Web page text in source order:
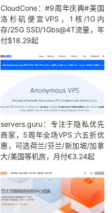
CloudCone：#9周年庆典#美国
洛杉矶便宜VPS，1核/1G内
存/25G SSD/1Gbs@4T流量，年
付$18.29起
servers.guru：专注于隐私优先
商家，5周年全场VPS 六五折优
惠，可选荷兰/芬兰/新加坡/加拿
大/美国等机房，月付€3.24起